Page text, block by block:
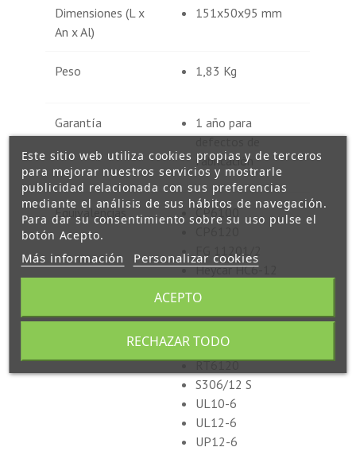
Dimensiones (L x
An x Al)
151x50x95 mm
Peso 1,83 Kg
Garantía
1 año para
defectos de
fabricación
Equivalencias
CP6100
FG 11201/2
Heycar HC6-12
MS12-6
NP10-6
PS-6100
RT6120
S306/12 S
UL10-6
UL12-6
UP12-6
Este sitio web utiliza cookies propias y de terceros
para mejorar nuestros servicios y mostrarle
publicidad relacionada con sus preferencias
mediante el análisis de sus hábitos de navegación.
Para dar su consentimiento sobre su uso pulse el
botón Acepto.
Más información Personalizar cookies
RECHAZAR TODO
ACEPTO